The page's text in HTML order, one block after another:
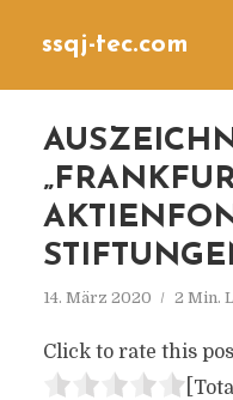
ssqj-tec.com
14. März 2020 2 Min.
Click to rate this